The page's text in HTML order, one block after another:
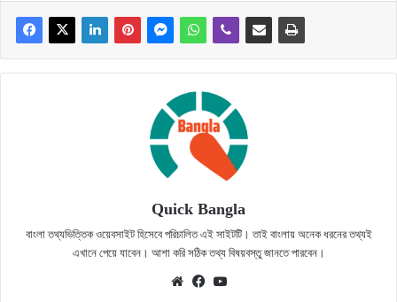
Quick Bangla
বাংলা তথ্যভিত্তিক ওয়েবসাইট হিসেবে পরিচালিত এই সাইটটি। তাই বাংলায় অনেক ধরনের তথ্যই
এখানে পেয়ে যাবেন। আশা করি সঠিক তথ্য বিষয়বস্তু জানতে পারবেন।
WebsiteFacebook